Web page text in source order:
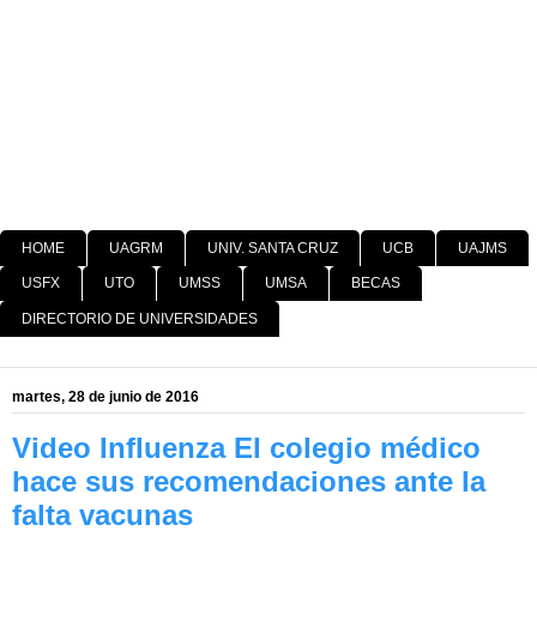
HOME UAGRM UNIV. SANTA CRUZ UCB UAJMS
USFX UTO UMSS UMSA BECAS
DIRECTORIO DE UNIVERSIDADES
martes, 28 de junio de 2016
Video Influenza El colegio médico
hace sus recomendaciones ante la
falta vacunas